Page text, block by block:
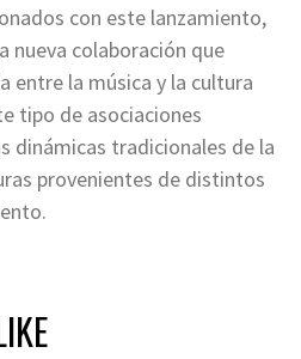
con este lanzamiento,
nueva colaboración que
entre la música y la cultura
tipo de asociaciones
dinámicas tradicionales de la
provenientes de distintos